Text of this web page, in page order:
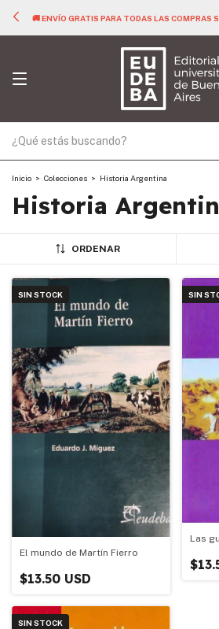
🚚 ENVÍO GRATIS PARA TODAS LAS COMPRAS
Inicio > Colecciones > Historia Argentina
Historia
ORDENAR
SIN STOCK
El mundo de Martín Fierro
$13.50 USD
SIN
Las
SIN STOCK